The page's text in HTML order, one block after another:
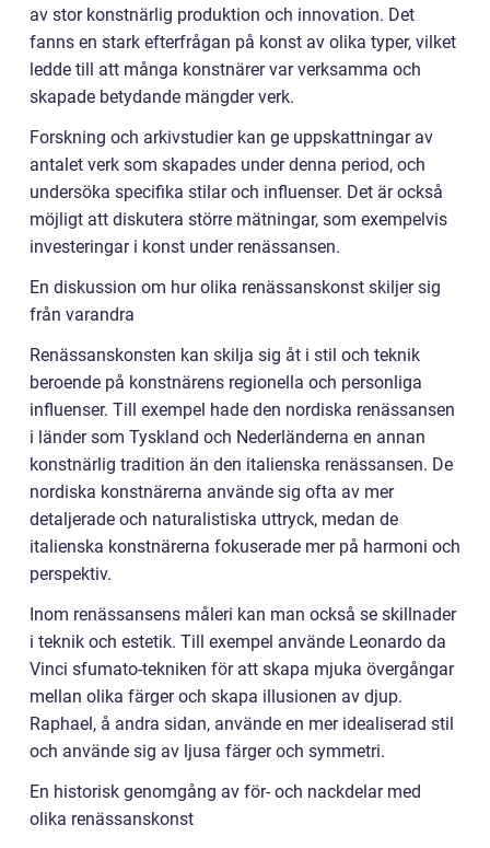
av stor konstnärlig produktion och innovation. Det
fanns en stark efterfrågan på konst av olika typer, vilket
ledde till att många konstnärer var verksamma och
skapade betydande mängder verk.
Forskning och arkivstudier kan ge uppskattningar av
antalet verk som skapades under denna period, och
undersöka specifika stilar och influenser. Det är också
möjligt att diskutera större mätningar, som exempelvis
investeringar i konst under renässansen.
En diskussion om hur olika renässanskonst skiljer sig
från varandra
Renässanskonsten kan skilja sig åt i stil och teknik
beroende på konstnärens regionella och personliga
influenser. Till exempel hade den nordiska renässansen
i länder som Tyskland och Nederländerna en annan
konstnärlig tradition än den italienska renässansen. De
nordiska konstnärerna använde sig ofta av mer
detaljerade och naturalistiska uttryck, medan de
italienska konstnärerna fokuserade mer på harmoni och
perspektiv.
Inom renässansens måleri kan man också se skillnader
i teknik och estetik. Till exempel använde Leonardo da
Vinci sfumato-tekniken för att skapa mjuka övergångar
mellan olika färger och skapa illusionen av djup.
Raphael, å andra sidan, använde en mer idealiserad stil
och använde sig av ljusa färger och symmetri.
En historisk genomgång av för- och nackdelar med
olika renässanskonst